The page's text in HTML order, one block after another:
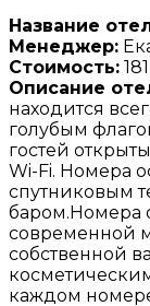
Название
Менеджер:
Стоимость:
Описание
находится
голубым
гостей
Wi-Fi. Номера
спутниковым
баром.Номера
современной
собственной
каждом